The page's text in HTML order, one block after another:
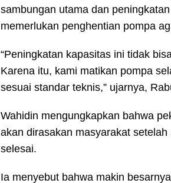
sambungan utama dan
memerlukan penghentian pompa
“Peningkatan kapasitas ini tidak
Karena itu, kami matikan pompa
sesuai standar teknis,” ujarnya,
Wahidin mengungkapkan bahwa
akan dirasakan masyarakat
selesai.
Ia menyebut bahwa makin